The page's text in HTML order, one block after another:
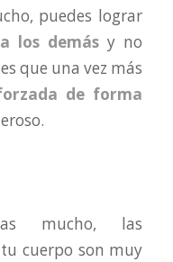
puedes lograr
los demás y no
que una vez más
de forma
mucho, las
cuerpo son muy